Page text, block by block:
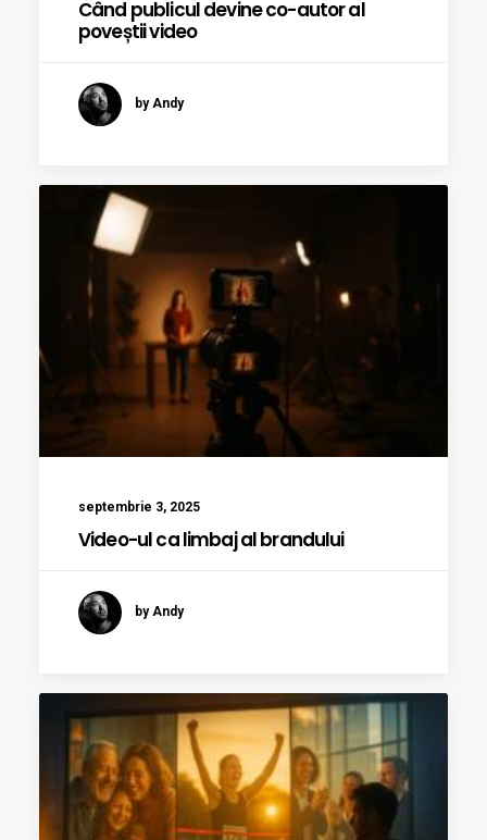
Când publicul devine co-autor al
poveștii video
by Andy
septembrie 3, 2025
Video-ul ca limbaj al brandului
by Andy